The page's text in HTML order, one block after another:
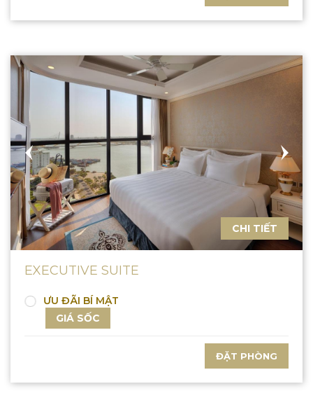
CHI TIẾT
EXECUTIVE SUITE
ƯU ĐÃI BÍ MẬT
GIÁ SỐC
ĐẶT PHÒNG